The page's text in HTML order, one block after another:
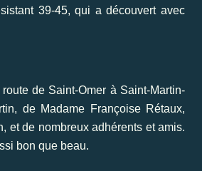
39-45, qui a découvert avec
de Saint-Omer à Saint-Martin-
de Madame Françoise Rétaux,
et de nombreux adhérents et amis.
bon que beau.